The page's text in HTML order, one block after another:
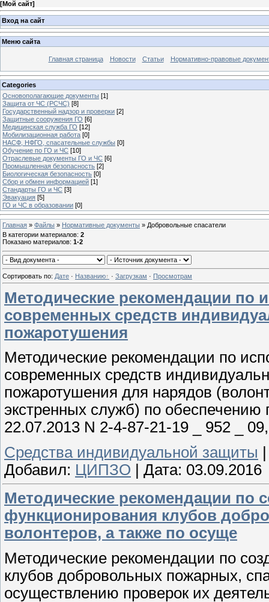
[Мой сайт]
Вход на сайт
Меню сайта
Главная страница Новости Статьи Нормативно-правовые
Categories
Основополагающие документы [1]
Защита от ЧС (РСЧС) [8]
Государственный надзор и проверки [2]
Защитные сооружения ГО [6]
Медицинская служба ГО [12]
Мобилизационная работа [0]
НАСФ, НФГО, спасательные службы [0]
Обучение по ГО и ЧС [10]
Отраслевые документы ГО и ЧС [6]
Промышленная безопасность [2]
Биологическая безопасность [0]
Сбор и обмен информацией [1]
Стандарты ГО и ЧС [3]
Эвакуация [5]
ГО и ЧС в образовании [0]
Главная » Файлы » Нормативные документы » Добровольные спасатели
В категории материалов: 2
Показано материалов: 1-2
Сортировать по: Дате · Названию · Загрузкам · Просмотрам
Методические рекомендации по
современных средств
пожаротушения
Методические рекомендации по
современных средств
пожаротушения для нарядов
экстренных служб) по
22.07.2013 N 2-4-87-21-19 _ 952 _
Средства индивидуальной защиты
Добавил: ЦИПЗО Дата: 03.09.2016
Методические рекомендации по
функционирования клубов
волонтеров, а также по осуще
Методические рекомендации по
клубов добровольных пожарных,
осуществлению проверок их